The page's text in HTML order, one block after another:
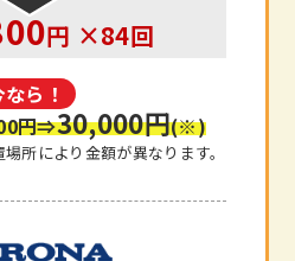
円 ×84回
ら！
円⇒30,000円(※)
所により金額が異なります。